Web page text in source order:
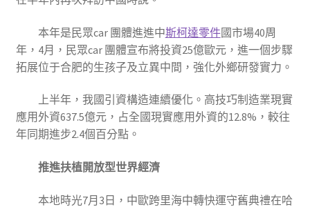
本年是民眾car 團體進進中斯柯達零件國市場40周
年，4月，民眾car 團體宣布將投資25億歐元，進一個步驟
拓展位于合肥的生孩子及立異中間，強化外鄉研發實力。
上半年，我國引資構造連續優化。高技巧制造業現實
應用外資637.5億元，占全國現實應用外資的12.8%，較往
年同期進步2.4個百分點。
推進扶植開放型世界經濟
本地時光7月3日，中歐跨里海中轉快運守舊典禮在哈